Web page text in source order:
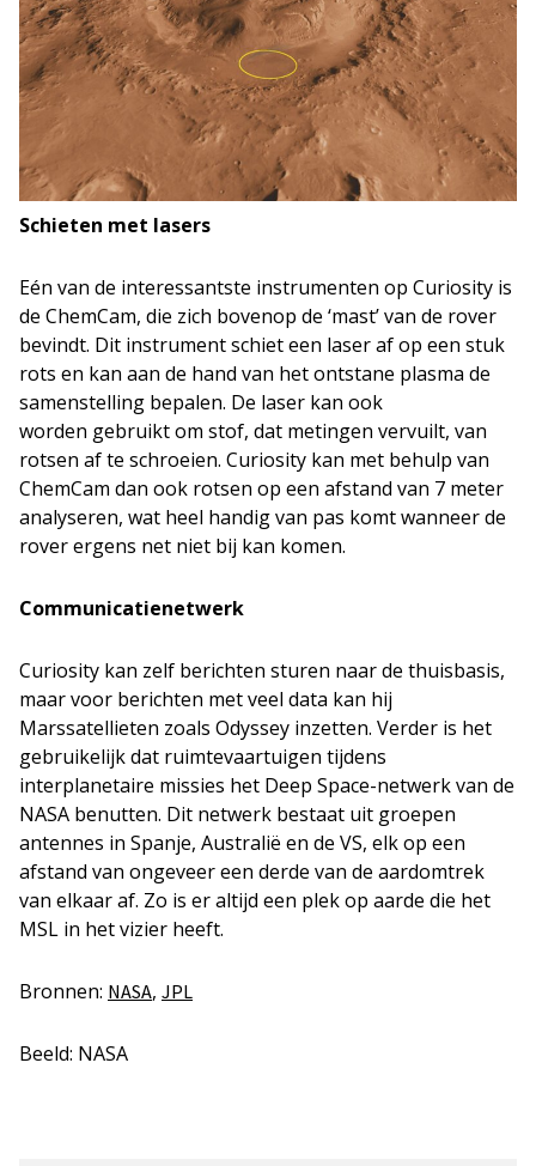
Schieten met lasers
Eén van de interessantste instrumenten op Curiosity is
de ChemCam, die zich bovenop de ‘mast’ van de rover
bevindt. Dit instrument schiet een laser af op een stuk
rots en kan aan de hand van het ontstane plasma de
samenstelling bepalen. De laser kan ook
worden gebruikt om stof, dat metingen vervuilt, van
rotsen af te schroeien. Curiosity kan met behulp van
ChemCam dan ook rotsen op een afstand van 7 meter
analyseren, wat heel handig van pas komt wanneer de
rover ergens net niet bij kan komen.
Communicatienetwerk
Curiosity kan zelf berichten sturen naar de thuisbasis,
maar voor berichten met veel data kan hij
Marssatellieten zoals Odyssey inzetten. Verder is het
gebruikelijk dat ruimtevaartuigen tijdens
interplanetaire missies het Deep Space-netwerk van de
NASA benutten. Dit netwerk bestaat uit groepen
antennes in Spanje, Australië en de VS, elk op een
afstand van ongeveer een derde van de aardomtrek
van elkaar af. Zo is er altijd een plek op aarde die het
MSL in het vizier heeft.
Bronnen: NASA, JPL
Beeld: NASA